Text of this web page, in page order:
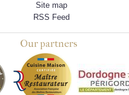
Site map
RSS Feed
Our partners